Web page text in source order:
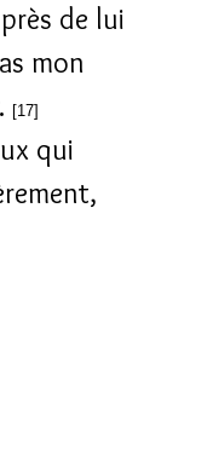
de lui
mon
[17]
qui